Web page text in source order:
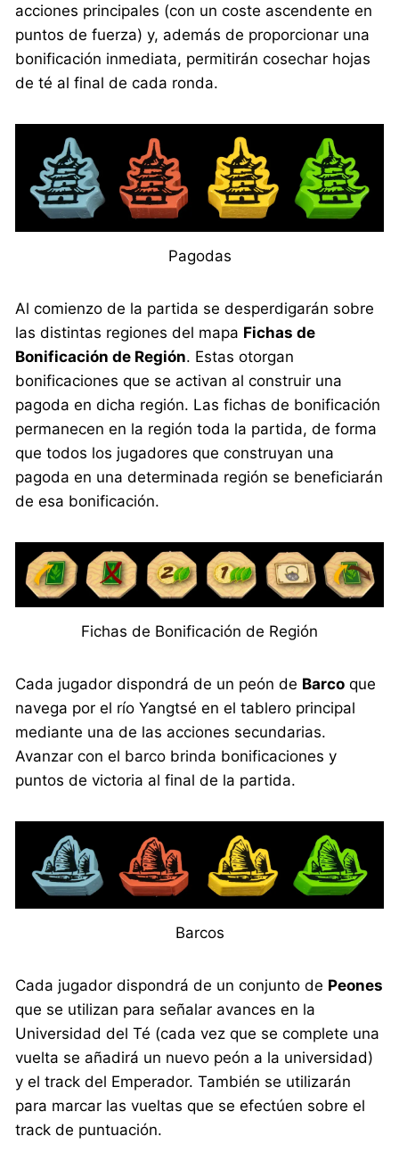
acciones principales (con un coste ascendente en
puntos de fuerza) y, además de proporcionar una
bonificación inmediata, permitirán cosechar hojas
de té al final de cada ronda.
Pagodas
Al comienzo de la partida se desperdigarán sobre
las distintas regiones del mapa Fichas de
Bonificación de Región. Estas otorgan
bonificaciones que se activan al construir una
pagoda en dicha región. Las fichas de bonificación
permanecen en la región toda la partida, de forma
que todos los jugadores que construyan una
pagoda en una determinada región se beneficiarán
de esa bonificación.
Fichas de Bonificación de Región
Cada jugador dispondrá de un peón de Barco que
navega por el río Yangtsé en el tablero principal
mediante una de las acciones secundarias.
Avanzar con el barco brinda bonificaciones y
puntos de victoria al final de la partida.
Barcos
Cada jugador dispondrá de un conjunto de Peones
que se utilizan para señalar avances en la
Universidad del Té (cada vez que se complete una
vuelta se añadirá un nuevo peón a la universidad)
y el track del Emperador. También se utilizarán
para marcar las vueltas que se efectúen sobre el
track de puntuación.